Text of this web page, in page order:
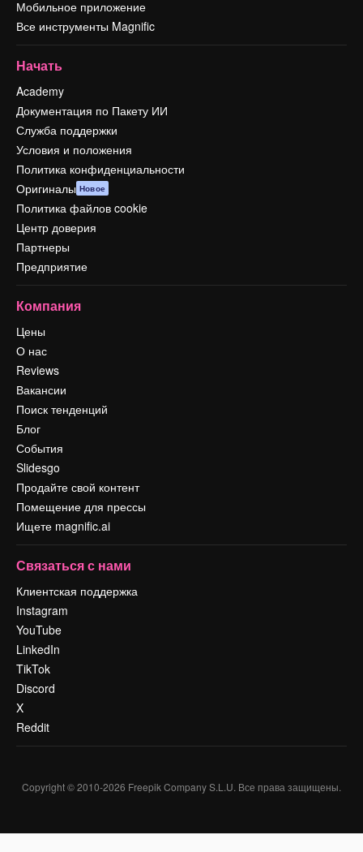
Мобильное приложение
Все инструменты Magnific
Начать
Academy
Документация по Пакету ИИ
Служба поддержки
Условия и положения
Политика конфиденциальности
Оригиналы Новое
Политика файлов cookie
Центр доверия
Партнеры
Предприятие
Компания
Цены
О нас
Reviews
Вакансии
Поиск тенденций
Блог
События
Slidesgo
Продайте свой контент
Помещение для прессы
Ищете magnific.ai
Связаться с нами
Клиентская поддержка
Instagram
YouTube
LinkedIn
TikTok
Discord
X
Reddit
Copyright © 2010-2026 Freepik Company S.L.U. Все права защищены.